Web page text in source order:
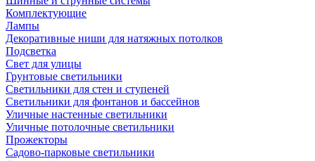
Комплектующие
Лампы
Декоративные ниши для натяжных потолков
Подсветка
Свет для улицы
Грунтовые светильники
Светильники для стен и ступеней
Светильники для фонтанов и бассейнов
Уличные настенные светильники
Уличные потолочные светильники
Прожекторы
Садово-парковые светильники